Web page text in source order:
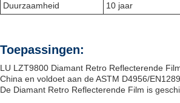
Duurzaamheid
10 jaar
Toepassingen:
LU LZT9800 Diamant Retro Reflecterende
China en voldoet aan de ASTM D4956/
De Diamant Retro Reflecterende Film is